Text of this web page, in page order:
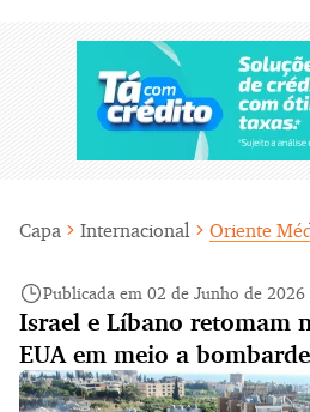
Capa Internacional Oriente
Publicada em 02 de Junho de 2026
Israel e Líbano retomam
EUA em meio a